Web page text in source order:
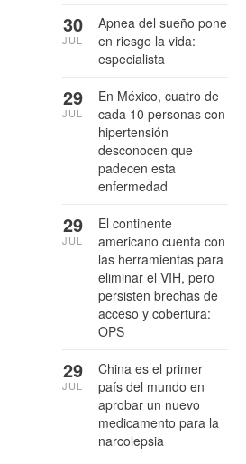
Apnea del sueño pone
en riesgo la vida:
especialista
30
JUL
En México, cuatro de
cada 10 personas con
hipertensión
desconocen que
padecen esta
enfermedad
29
JUL
El continente
americano cuenta con
las herramientas para
eliminar el VIH, pero
persisten brechas de
acceso y cobertura:
OPS
29
JUL
China es el primer
país del mundo en
aprobar un nuevo
medicamento para la
narcolepsia
29
JUL